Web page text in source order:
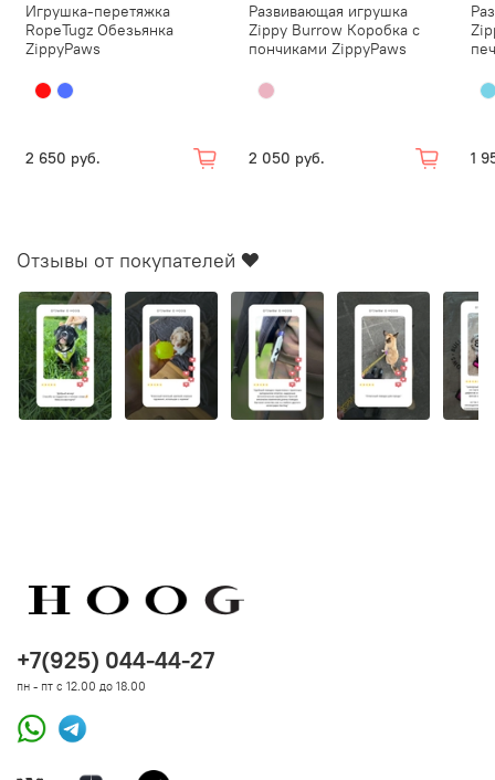
Игрушка-перетяжка
RopeTugz Обезьянка
ZippyPaws
2 650 руб.
Развивающая игрушка
Zippy Burrow Коробка с
пончиками ZippyPaws
2 050 руб. 1
Отзывы от покупателей ❤️
+7(925) 044-44-27
пн - пт с 12.00 до 18.00